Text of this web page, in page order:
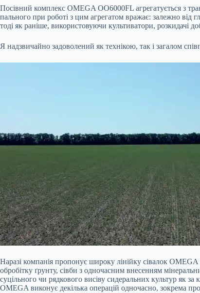
Посівний комплекс OMEGA OO6000FL агрегатується з
пального при роботі з цим агрегатом вражає: залежно
тоді як раніше, використовуючи культиватори, розкидачі
Я надзвичайно задоволений як технікою, так і загалом
Наразі компанія пропонує широку лінійку сівалок
обробітку ґрунту, сівби з одночасним внесенням
суцільного чи рядкового висіву сидеральних культур як
OMEGA виконує декілька операцій одночасно, зокрема